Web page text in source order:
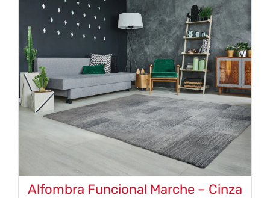
Alfombra Funcional Marche – Cinza